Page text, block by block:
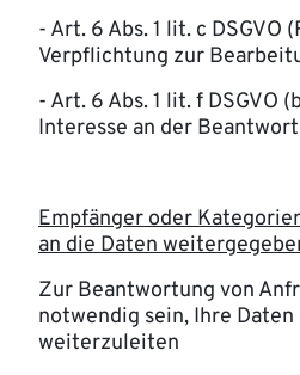
- Art. 6 Abs. 1 lit. c DSGVO
Verpflichtung zur
- Art. 6 Abs. 1 lit. f DSGVO
Interesse an der
Empfänger oder
an die Daten
Zur Beantwortung von
notwendig sein, Ihre
weiterzuleiten